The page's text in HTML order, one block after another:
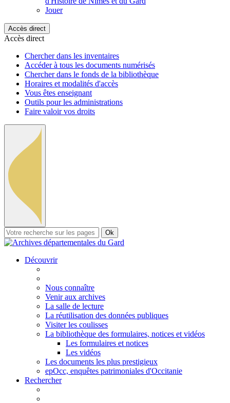
Jouer
Accès direct
Accès direct
Chercher dans les inventaires
Accéder à tous les documents numérisés
Chercher dans le fonds de la bibliothèque
Horaires et modalités d'accès
Vous êtes enseignant
Outils pour les administrations
Faire valoir vos droits
Ok
Découvrir
Nous connaître
Venir aux archives
La salle de lecture
La réutilisation des données publiques
Visiter les coulisses
La bibliothèque des formulaires, notices et vidéos
Les formulaires et notices
Les vidéos
Les documents les plus prestigieux
epOcc, enquêtes patrimoniales d'Occitanie
Rechercher